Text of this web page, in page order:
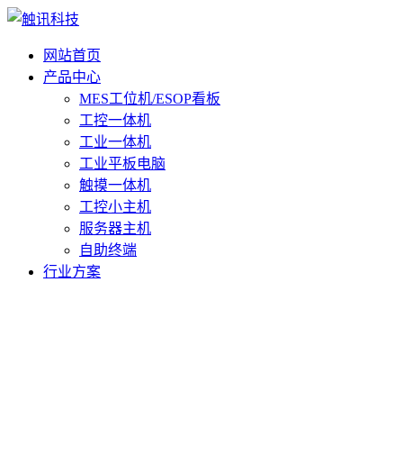
网站首页
产品中心
MES工位机/ESOP看板
工控一体机
工业一体机
工业平板电脑
触摸一体机
工控小主机
服务器主机
自助终端
行业方案